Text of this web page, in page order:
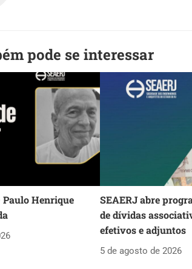
pode se interessar
Paulo Henrique
SEAERJ abre
de dívidas
efetivos e adjuntos
5 de agosto de 2026